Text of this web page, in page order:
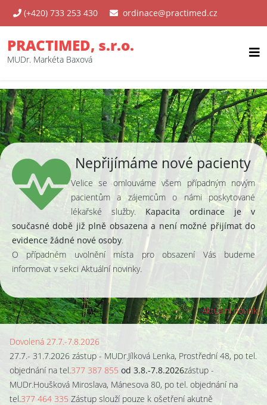
(+420) 733 253 430 ordinace@practimed.cz
PRACTIMED, s.r.o.
MUDr. Markéta Baxová
Nepřijímáme nové pacienty
Velice se omlouváme všem případným novým
pacientům a zájemcům o námi poskytované
lékařské služby. Kapacita ordinace je v
současné době již plně obsazena a není možné přijímat do
evidence žádné nové osoby.
O případném uvolnění místa pro obsazení Vás budeme
informovat v sekci Aktuální novinky.
Aktuální novinky
Dovolená 27.7.-7.8.2026
27.7.- 31.7.2026 zástup - MUDr.Jílková Lenka, Prostřední 48, po tel.
objednání na tel.377 387 855 od 3.8.-7.8.2026zástup -
MUDr.Houšková Miroslava, Mánesova 80, po tel. objednání na
tel.377 464 335 Zástup slouží pouze k ošetření akutně